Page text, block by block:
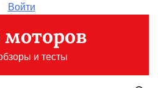
Войти
и тесты